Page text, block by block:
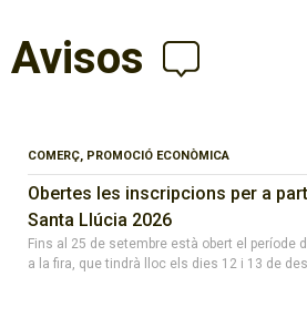
Avisos
COMERÇ, PROMOCIÓ ECONÒMICA
Obertes les inscripcions per a
Santa Llúcia 2026
Fins al 25 de setembre està obert el període
a la fira, que tindrà lloc els dies 12 i 13 de